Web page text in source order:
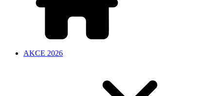
AKCE 2026